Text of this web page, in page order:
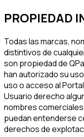
PROPIEDAD
Todas las marcas,
distintivos de
son propiedad de
han autorizado su
uso o acceso al
Usuario derecho
nombres
puedan entenderse
derechos de